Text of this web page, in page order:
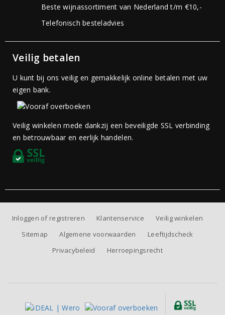
Beste wijnassortiment van Nederland t/m €10,-
Telefonisch besteladvies
Veilig betalen
U kunt bij ons veilig en gemakkelijk online betalen met uw
eigen bank.
Veilig winkelen mede dankzij een beveiligde SSL verbinding
en betrouwbaar en eerlijk handelen.
Inloggen of registreren Klantenservice
Veilig winkelen
Sitemap
Algemene voorwaarden
Leeftijdscheck
Privacybeleid
Herroepingsrecht